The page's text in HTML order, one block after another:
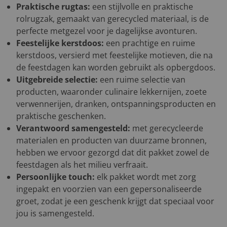
Praktische rugtas: een stijlvolle en praktische
rolrugzak, gemaakt van gerecycled materiaal, is de
perfecte metgezel voor je dagelijkse avonturen.
Feestelijke kerstdoos: een prachtige en ruime
kerstdoos, versierd met feestelijke motieven, die na
de feestdagen kan worden gebruikt als opbergdoos.
Uitgebreide selectie: een ruime selectie van
producten, waaronder culinaire lekkernijen, zoete
verwennerijen, dranken, ontspanningsproducten en
praktische geschenken.
Verantwoord samengesteld: met gerecycleerde
materialen en producten van duurzame bronnen,
hebben we ervoor gezorgd dat dit pakket zowel de
feestdagen als het milieu verfraait.
Persoonlijke touch: elk pakket wordt met zorg
ingepakt en voorzien van een gepersonaliseerde
groet, zodat je een geschenk krijgt dat speciaal voor
jou is samengesteld.